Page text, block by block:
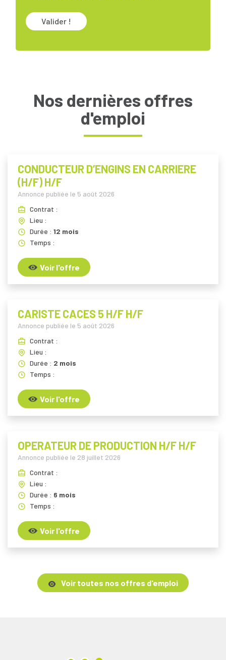
Valider !
Nos dernières offres
d'emploi
CONDUCTEUR D’ENGINS EN CARRIERE
(H/F) H/F
Annonce publiée le 5 août 2026
Contrat :
Lieu :
Durée : 12 mois
Temps :
Voir l'offre
CARISTE CACES 5 H/F H/F
Annonce publiée le 5 août 2026
Contrat :
Lieu :
Durée : 2 mois
Temps :
Voir l'offre
OPERATEUR DE PRODUCTION H/F H/F
Annonce publiée le 28 juillet 2026
Contrat :
Lieu :
Durée : 6 mois
Temps :
Voir l'offre
Voir toutes nos offres d'emploi